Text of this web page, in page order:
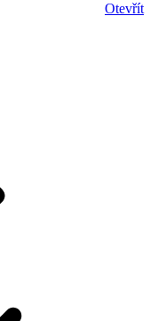
Otevřít